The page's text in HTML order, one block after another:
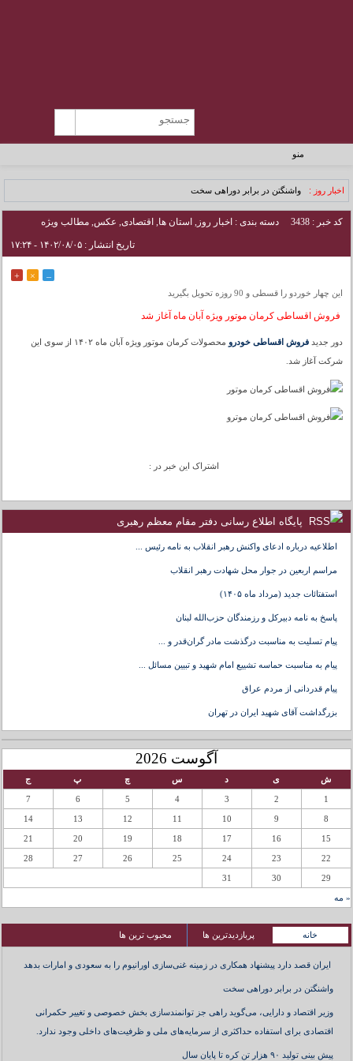
منو
اخبار روز : واشنگتن در برابر دوراهی سخت
کد خبر : 3438 دسته بندی : اخبار روز , استان ها, اقتصادی, عکس,مطالب ویژه
تاریخ انتشار : ۱۴۰۲/۰۸/۰۵ - ۱۷:۲۴
–
×
+
این چهار خوردو را قسطی و 90 روزه تحویل بگیرید
فروش اقساطی کرمان موتور ویژه آبان ماه آغاز شد
دور جدیدفروش اقساطی خودرو
محصولات کرمان موتور ویژه آبان ماه ۱۴۰۲ از سوی این
شرکت آغاز شد.
اشتراک این خبر در :
پایگاه اطلاع رسانی دفتر مقام معظم رهبری
اطلاعیه درباره ادعای واکنش رهبر انقلاب به نامه رئیس ...
مراسم اربعین در جوار محل شهادت رهبر انقلاب
استفتائات جدید (مرداد ماه ۱۴۰۵)
پاسخ به نامه دبیرکل و رزمندگان حزب‌الله لبنان
پیام تسلیت به مناسبت درگذشت مادر گران‌قدر و ...
پیام به مناسبت حماسه تشییع امام شهید و تبیین مسائل ...
پیام قدردانی از مردم عراق
بزرگداشت آقای شهید ایران در تهران
آگوست 2026
ش ی د س چ پ ج
1
2
3
4
5
6
7
8
9
10
11
12
13
14
15
16
17
18
19
20
21
22
23
24
25
26
27
28
29
30
31
« مه
خانه پربازدیدترین ها محبوب ترین ها
ایران قصد دارد پیشنهاد همکاری در زمینه غنی‌سازی اورانیوم را به سعودی و امارات بدهد
واشنگتن در برابر دوراهی سخت
وزیر اقتصاد و دارایی، می‌گوید راهی جز توانمندسازی بخش خصوصی و تغییر حکمرانی
اقتصادی برای استفاده حداکثری از سرمایه‌های ملی و ظرفیت‌های داخلی وجود ندارد.
پیش بینی تولید ۹۰ هزار تن کره تا پایان سال